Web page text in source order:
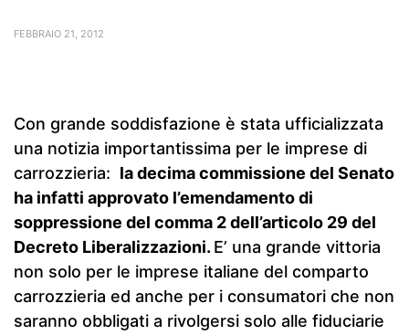
FEBBRAIO 21, 2012
Con grande soddisfazione è stata ufficializzata
una notizia importantissima per le imprese di
carrozzieria: la decima commissione del Senato
ha infatti approvato l’emendamento di
soppressione del comma 2 dell’articolo 29 del
Decreto Liberalizzazioni. E’ una grande vittoria
non solo per le imprese italiane del comparto
carrozzieria ed anche per i consumatori che non
saranno obbligati a rivolgersi solo alle fiduciarie